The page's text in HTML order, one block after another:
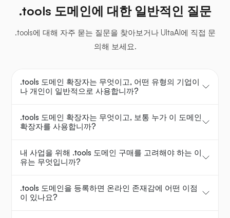
.tools 도메인에 대한 일반적인 질문
.tools에 대해 자주 묻는 질문을 찾아보거나 UltaAI에 직접 문
의해 보세요.
.tools 도메인 확장자는 무엇이고, 어떤 유형의 기업이
나 개인이 일반적으로 사용합니까?
.tools 도메인 확장자는 무엇이고, 보통 누가 이 도메인
확장자를 사용합니까?
내 사업을 위해 .tools 도메인 구매를 고려해야 하는 이
유는 무엇입니까?
.tools 도메인을 등록하면 온라인 존재감에 어떤 이점
이 있나요?